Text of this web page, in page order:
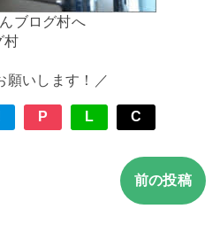
村
願いします！／
P L C
前の投稿